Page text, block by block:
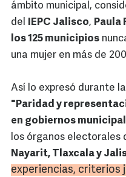
ámbito municipal,
del IEPC Jalisco, Paula
los 125 municipios
una mujer en más de
Así lo expresó durante
"Paridad y
en gobiernos
los órganos electorales
Nayarit, Tlaxcala y
experiencias, criterios